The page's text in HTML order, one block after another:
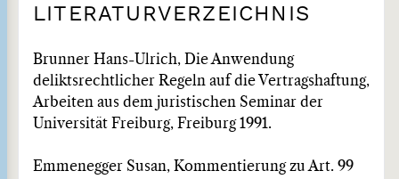
LITERATURVERZEICHNIS
Brunner Hans-Ulrich, Die Anwendung
deliktsrechtlicher Regeln auf die Vertragshaftung,
Arbeiten aus dem juristischen Seminar der
Universität Freiburg, Freiburg 1991.
Emmenegger Susan, Kommentierung zu Art. 99